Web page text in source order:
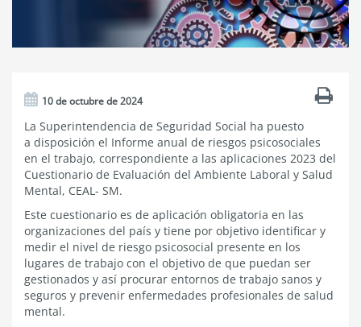
10 de octubre de 2024
La Superintendencia de Seguridad Social ha puesto
a disposición el Informe anual de riesgos psicosociales
en el trabajo, correspondiente a las aplicaciones 2023 del
Cuestionario de Evaluación del Ambiente Laboral y Salud
Mental, CEAL- SM.
Este cuestionario es de aplicación obligatoria en las
organizaciones del país y tiene por objetivo identificar y
medir el nivel de riesgo psicosocial presente en los
lugares de trabajo con el objetivo de que puedan ser
gestionados y así procurar entornos de trabajo sanos y
seguros y prevenir enfermedades profesionales de salud
mental.